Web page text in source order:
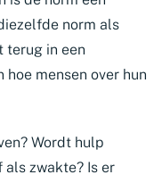
norm als
terug in een
mensen over hun
Wordt hulp
zwakte? Is er